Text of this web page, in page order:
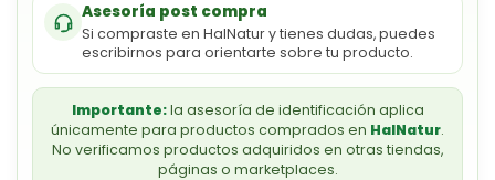
Asesoría post compra
Si compraste en HalNatur y tienes dudas, puedes
escribirnos para orientarte sobre tu producto.
Importante:la asesoría de identificación aplica
únicamente para productos comprados en HalNatur.
No verificamos productos adquiridos en otras tiendas,
páginas o marketplaces.